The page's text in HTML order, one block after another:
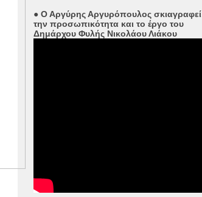
● Ο Αργύρης Αργυρόπουλος σκιαγραφεί
την προσωπικότητα και το έργο του
Δημάρχου Φυλής Νικολάου Λιάκου